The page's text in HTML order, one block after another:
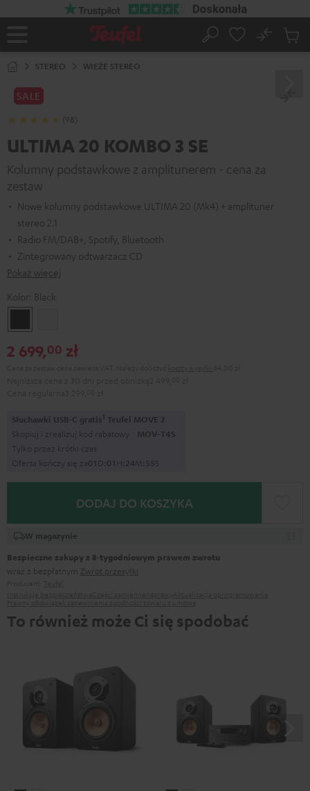
Strona
Szukaj
No
STEREO WIEŻE STEREO
SALE
(98)
ULTIMA 20 KOMBO 3 SE
Kolumny podstawkowe z amplitunerem - cena za
zestaw
Nowe kolumny podstawkowe ULTIMA 20 (Mk4) + amplituner
stereo 2.1
Radio FM/DAB+, Spotify, Bluetooth
Zintegrowany odtwarzacz CD
Pokaż więcej
Kolor: Black
2 699,00 zł
Słuchawki USB-C gratis1 Teufel MOVE 2
Skopiuj i zrealizuj kod rabatowy MOV-T4S
Tylko przez krótki czas
Oferta kończy się za01D:01H: 24M: 53S
DODAJ DO KOSZYKA
W magazynie
Bezpieczne zakupy z 8‑tygodniowym prawem zwrotu
wraz z bezpłatnym Zwrot przesyłki
To również może Ci się spodobać